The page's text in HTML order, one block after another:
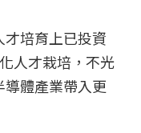
培育上已投資
人才栽培，不光
體產業帶入更